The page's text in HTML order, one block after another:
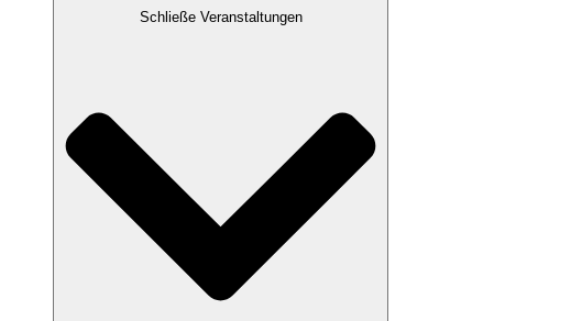
Schließe Veranstaltungen